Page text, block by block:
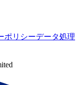
ポリシーデータ処理